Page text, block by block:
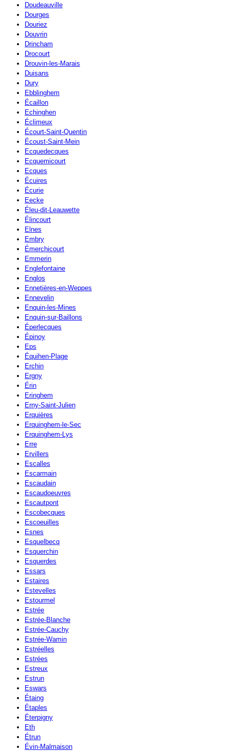
Doudeauville
Dourges
Douriez
Douvrin
Drincham
Drocourt
Drouvin-les-Marais
Duisans
Dury
Ebblinghem
Écaillon
Echinghen
Éclimeux
Écourt-Saint-Quentin
Écoust-Saint-Mein
Ecquedecques
Ecquemicourt
Ecques
Écuires
Écurie
Eecke
Éleu-dit-Leauwette
Élincourt
Elnes
Embry
Émerchicourt
Emmerin
Englefontaine
Englos
Ennetières-en-Weppes
Ennevelin
Enquin-les-Mines
Enquin-sur-Baillons
Éperlecques
Épinoy
Eps
Équihen-Plage
Erchin
Ergny
Érin
Eringhem
Erny-Saint-Julien
Erquières
Erquinghem-le-Sec
Erquinghem-Lys
Erre
Ervillers
Escalles
Escarmain
Escaudain
Escaudoeuvres
Escautpont
Escobecques
Escoeuilles
Esnes
Esquelbecq
Esquerchin
Esquerdes
Essars
Estaires
Estevelles
Estourmel
Estrée
Estrée-Blanche
Estrée-Cauchy
Estrée-Wamin
Estréelles
Estrées
Estreux
Estrun
Eswars
Étaing
Étaples
Éterpigny
Eth
Étrun
Évin-Malmaison